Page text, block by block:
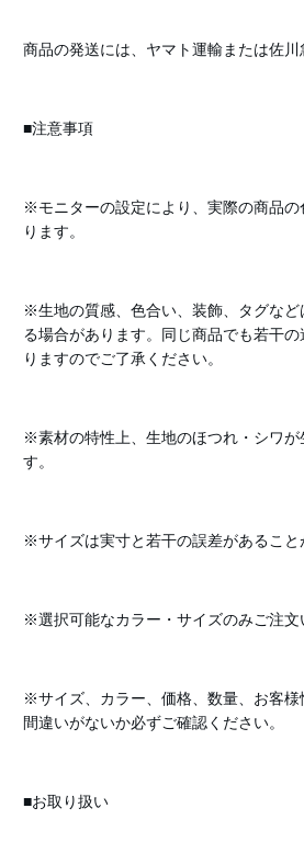
商品の発送には、ヤマト運輸または佐川
■注意事項
※モニターの設定により、実際の商品の
ります。
※生地の質感、色合い、装飾、タグなど
る場合があります。同じ商品でも若干
りますのでご了承ください。
※素材の特性上、生地のほつれ・シワが
す。
※サイズは実寸と若干の誤差があること
※選択可能なカラー・サイズのみご注文
※サイズ、カラー、価格、数量、お客様
間違いがないか必ずご確認ください。
■お取り扱い